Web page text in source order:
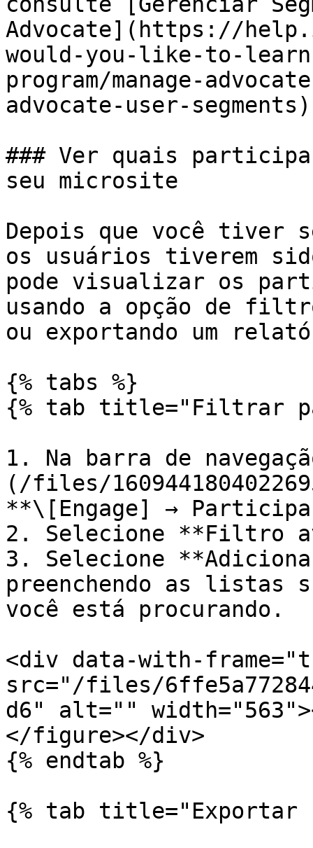
Advocate](https://
would-you-like-to-
program/manage-
advocate-user-
### Ver quais
seu microsite
Depois que você tiver
os usuários tiverem
pode visualizar os
usando a opção de
ou exportando um
{% tabs %}
{% tab title="Filtrar
1. Na barra de
(/files/
**\[Engage] →
2. Selecione **Filtro
3. Selecione
preenchendo as listas
você está procurando.
<div data-with-
src="/files/
d6" alt=""
</figure></div>
{% endtab %}
{% tab title="Exportar